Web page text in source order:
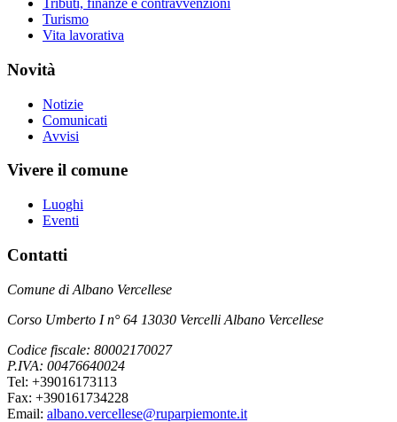
Tributi, finanze e contravvenzioni
Turismo
Vita lavorativa
Novità
Notizie
Comunicati
Avvisi
Vivere il comune
Luoghi
Eventi
Contatti
Comune di Albano Vercellese
Corso Umberto I n° 64 13030 Vercelli Albano Vercellese
Codice fiscale: 80002170027
P.IVA: 00476640024
Tel: +39016173113
Fax: +390161734228
Email: albano.vercellese@ruparpiemonte.it